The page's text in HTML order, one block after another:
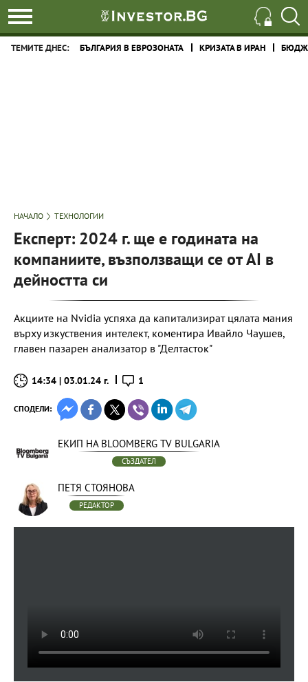
ТЕМИТЕ ДНЕС: БЪЛГАРИЯ В ЕВРОЗОНАТА КРИЗАТА В ИРАН
НАЧАЛО ТЕХНОЛОГИИ
Експерт: 2024 г. ще е годината на
компаниите, възползващи се от AI в
дейността си
Акциите на Nvidia успяха да капитализират цялата мания
върху изкуствения интелект, коментира Ивайло Чаушев,
главен пазарен анализатор в "Делтасток"
14:34 | 03.01.24 г. 1
СПОДЕЛИ:
ЕКИП НА BLOOMBERG TV BULGARIA
СЪЗДАТЕЛ
ПЕТЯ СТОЯНОВА
РЕДАКТОР